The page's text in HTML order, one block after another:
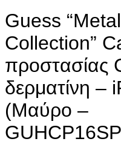
Guess
Collection”
προστασίας
δερματίνη –
(Μαύρο –